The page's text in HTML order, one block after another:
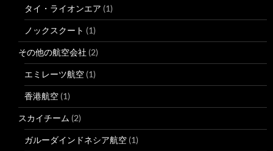
タイ・ライオンエア (1)
ノックスクート (1)
その他の航空会社 (2)
エミレーツ航空 (1)
香港航空 (1)
スカイチーム (2)
ガルーダインドネシア航空 (1)